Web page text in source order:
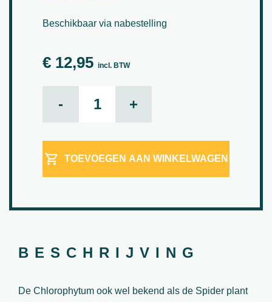
Beschikbaar via nabestelling
€ 12,95 incl. BTW
- +
TOEVOEGEN AAN WINKELWAGEN
BESCHRIJVING
De Chlorophytum ook wel bekend als de Spider plant